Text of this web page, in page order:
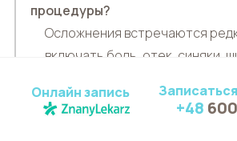
Онлайн запись
+48
процедуры?
Осложнения встречаются
включать боль, отек, синяки,
осложнений обратитесь к